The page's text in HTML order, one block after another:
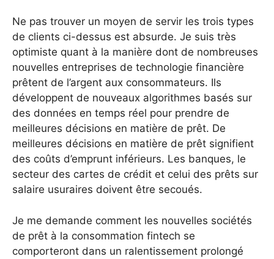
Ne pas trouver un moyen de servir les trois types
de clients ci-dessus est absurde. Je suis très
optimiste quant à la manière dont de nombreuses
nouvelles entreprises de technologie financière
prêtent de l’argent aux consommateurs. Ils
développent de nouveaux algorithmes basés sur
des données en temps réel pour prendre de
meilleures décisions en matière de prêt. De
meilleures décisions en matière de prêt signifient
des coûts d’emprunt inférieurs. Les banques, le
secteur des cartes de crédit et celui des prêts sur
salaire usuraires doivent être secoués.
Je me demande comment les nouvelles sociétés
de prêt à la consommation fintech se
comporteront dans un ralentissement prolongé